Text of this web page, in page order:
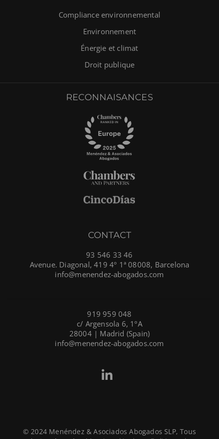
Compliance environnemental
Environnement
Énergie et climat
Droit publique
RECONNAISANCES
CONTACT
93 546 33 46
Avenue. Diagonal, 419 4º 1ª 08008, Barcelona
info@menendez-abogados.com
919 959 048
c/ Argensola 6, 1ºA
28004 | Madrid (Spain)
info@menendez-abogados.com
© 2024 Menéndez & Asociados Abogados SLP, Tous